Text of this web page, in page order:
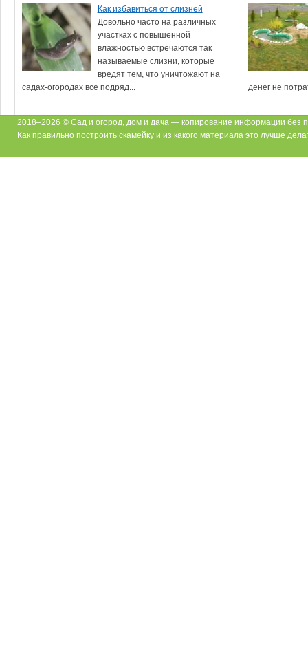
Как избавиться от слизней
Довольно часто на различных
участках с повышенной
влажностью встречаются так
называемые слизни, которые
вредят тем, что уничтожают на
садах-огородах все подряд...
денег не
2018–2026 © Сад и огород, дом и дача — копирование информации без
Как правильно построить скамейку и из какого материала это лучше